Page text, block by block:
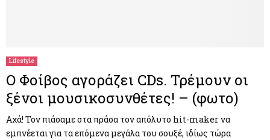
Lifestyle
Ο Φοίβος αγοράζει CDs. Τρέμουν οι
ξένοι μουσικοσυνθέτες! – (φωτο)
Αχά! Τον πιάσαμε στα πράσα τον απόλυτο hit-maker να
εμπνέεται για τα επόμενα μεγάλα του σουξέ, ιδίως τώρα